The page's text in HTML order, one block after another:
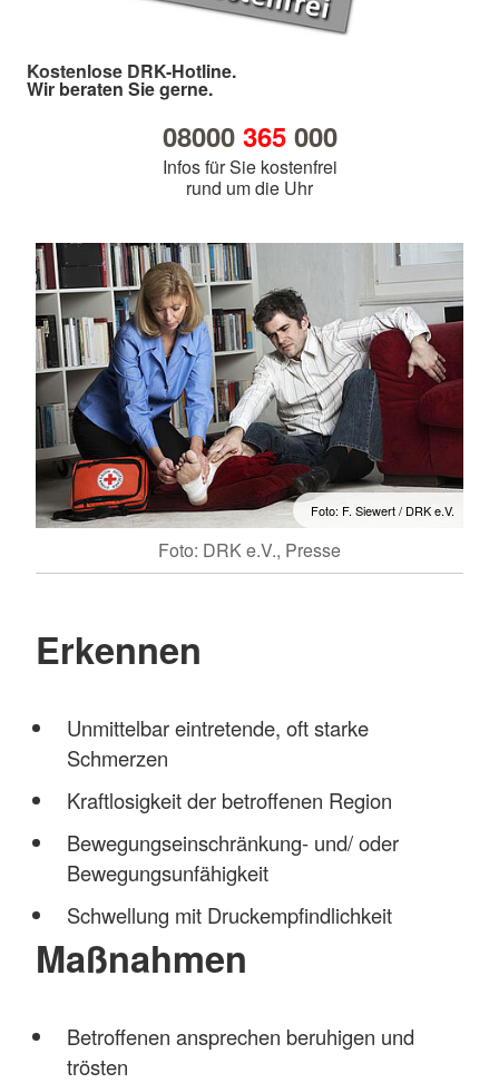
Kostenlose DRK-Hotline.
Wir beraten Sie gerne.
08000 365000
Infos für Sie kostenfrei
rund um die Uhr
Foto: F. Siewert / DRK e.V.
Foto: DRK e.V., Presse
Erkennen
Unmittelbar eintretende, oft starke
Schmerzen
Kraftlosigkeit der betroffenen Region
Bewegungseinschränkung- und/ oder
Bewegungsunfähigkeit
Schwellung mit Druckempfindlichkeit
Maßnahmen
Betroffenen ansprechen beruhigen und
trösten